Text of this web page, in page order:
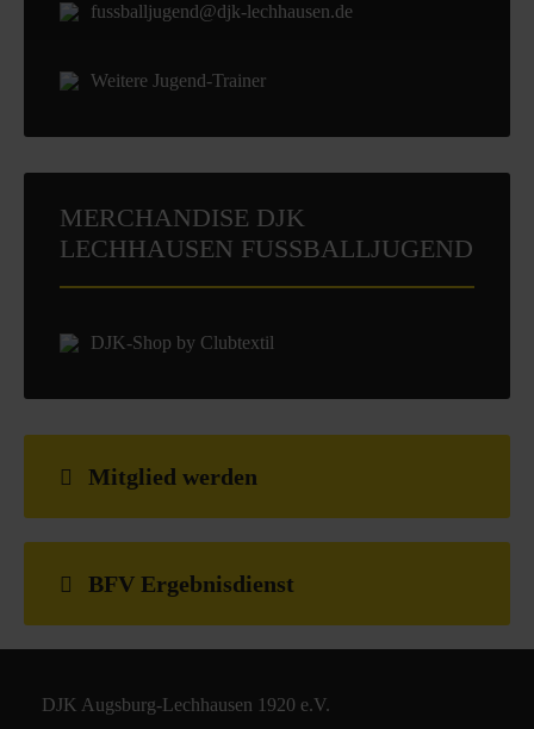
fussballjugend@djk-lechhausen.de
Weitere Jugend-Trainer
MERCHANDISE DJK
LECHHAUSEN FUSSBALLJUGEND
DJK-Shop by Clubtextil
Mitglied werden
BFV Ergebnisdienst
DJK Augsburg-Lechhausen 1920 e.V.